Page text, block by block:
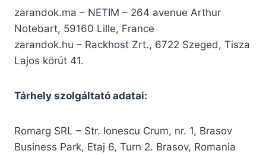
zarandok.ma – NETIM – 264 avenue Arthur
Notebart, 59160 Lille, France
zarandok.hu – Rackhost Zrt., 6722 Szeged, Tisza
Lajos körút 41.
Tárhely szolgáltató adatai:
Romarg SRL – Str. Ionescu Crum, nr. 1, Brasov
Business Park, Etaj 6, Turn 2. Brasov, Romania